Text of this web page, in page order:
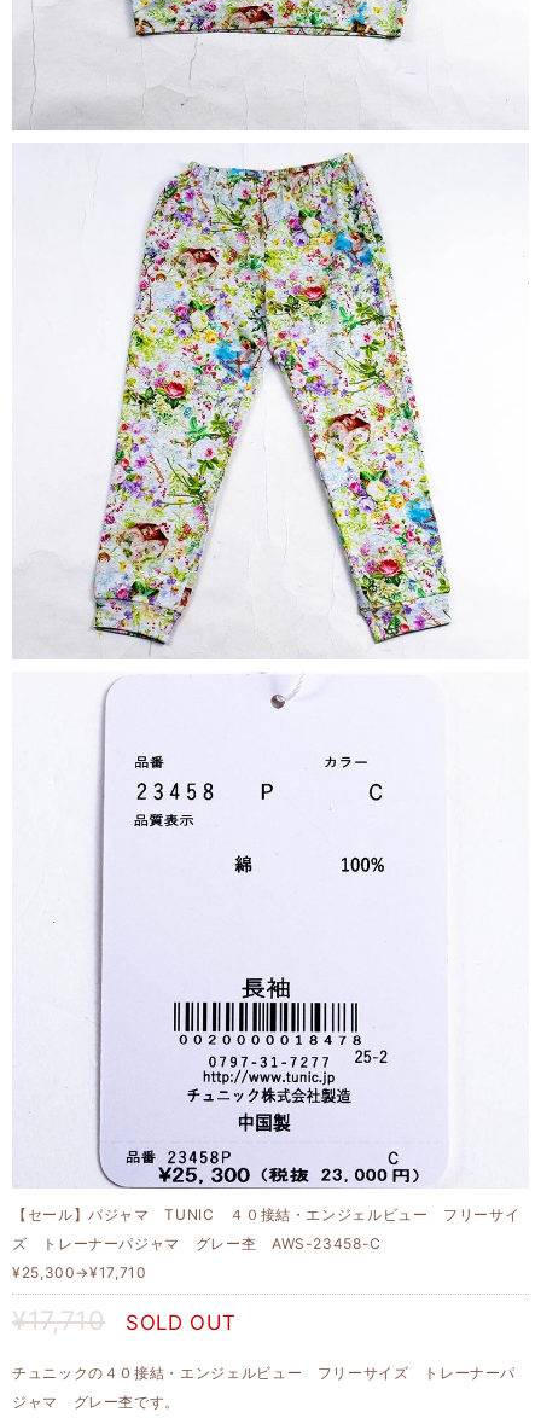
【セール】パジャマ TUNIC ４０接結・エンジェルビュー フリーサイ
ズ トレーナーパジャマ グレー杢 AWS-23458-C
¥25,300→¥17,710
¥17,710 SOLD OUT
チュニックの４０接結・エンジェルビュー フリーサイズ トレーナーパ
ジャマ グレー杢です。